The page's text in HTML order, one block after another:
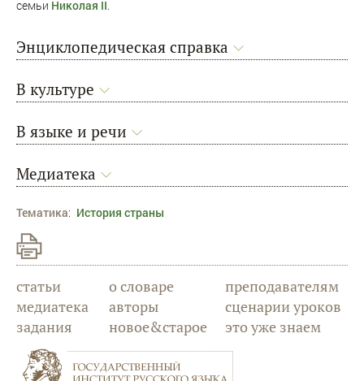
семьи Николая II.
Энциклопедическая справка
В культуре
В языке и речи
Медиатека
Тематика: История страны
статьи
медиатека
задания
о словаре
авторы
новое&старое
преподавателям
сценарии уроков
это уже знаем